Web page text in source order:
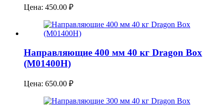
Цена: 450.00 ₽
Направляющие 400 мм 40 кг Dragon Box
(M01400H)
Цена: 650.00 ₽